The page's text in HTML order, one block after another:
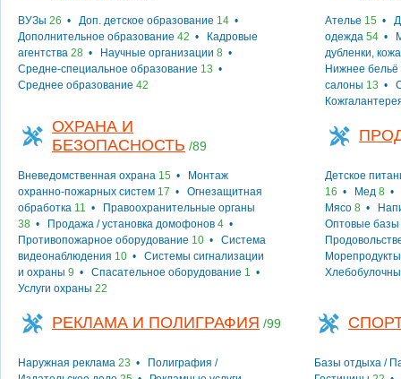
ВУЗы 26 • Доп. детское образование 14 •
Дополнительное образование 42 •
Кадровые
агентства 28 • Научные организации 8 •
Средне-специальное образование 13 •
Среднее образование 42
Ателье 15 •
одежда 54 •
дубленки, кожа
Нижнее бельё
салоны 13 •
ОХРАНА И
БЕЗОПАСНОСТЬ /89
Вневедомственная охрана 15 •
Монтаж
охранно-пожарных систем 17 • Огнезащитная
обработка 11 •
Правоохранительные органы
38 • Продажа / установка домофонов 4 •
Противопожарное оборудование 10 • Система
видеонаблюдения 10 • Системы сигнализации
и охраны 9 • Спасательное оборудование 1 •
Услуги охраны 22
Детское
16 • Мед 8 •
Мясо 8 •
Оптовые базы
Морепродукты
РЕКЛАМА И ПОЛИГРАФИЯ /99
Наружная реклама 23 •
Полиграфия /
Базы отдыха /